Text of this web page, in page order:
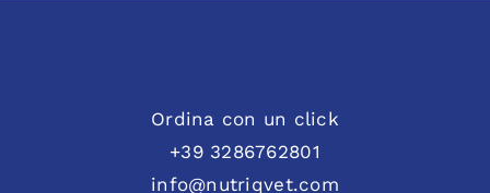
Ordina con un click
+39 3286762801
info@nutriqvet.com